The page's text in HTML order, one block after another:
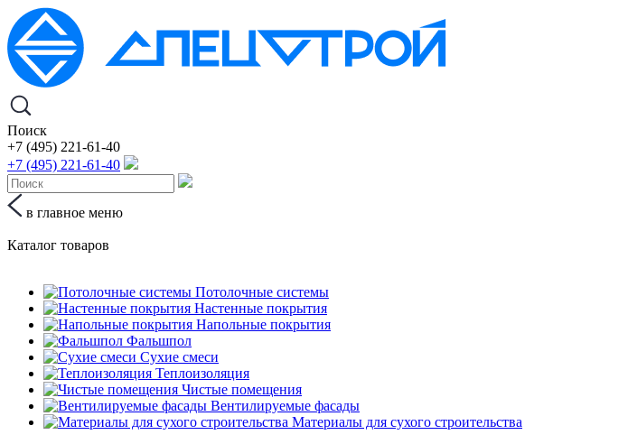
Поиск
+7 (495) 221-61-40
+7 (495) 221-61-40
в главное меню
Каталог товаров
Потолочные системы
Настенные покрытия
Напольные покрытия
Фальшпол
Сухие смеси
Теплоизоляция
Чистые помещения
Вентилируемые фасады
Материалы для сухого строительства